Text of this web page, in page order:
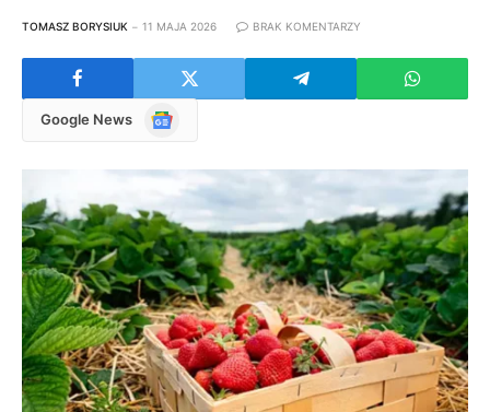
TOMASZ BORYSIUK 11 MAJA 2026 BRAK KOMENTARZY
Google News
Google